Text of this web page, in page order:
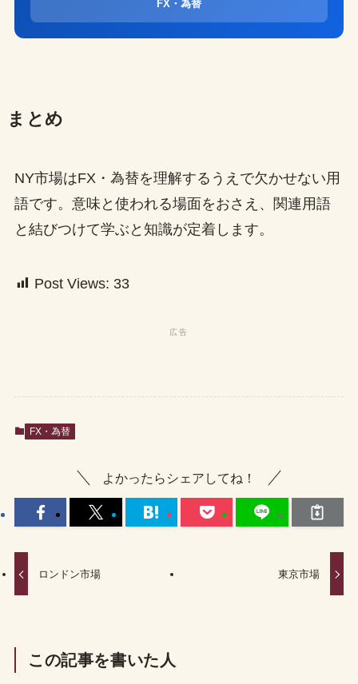
FX・為替
まとめ
NY市場はFX・為替を理解するうえで欠かせない用
語です。意味と使われる場面をおさえ、関連用語
と結びつけて学ぶと知識が定着します。
Post Views: 33
FX・為替
よかったらシェアしてね！
ロンドン市場 東京市場
この記事を書いた人